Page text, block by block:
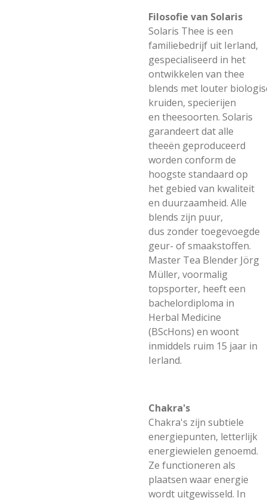
Filosofie van Solaris
Solaris Thee is een
familiebedrijf uit Ierland,
gespecialiseerd in het
ontwikkelen van thee
blends met louter
kruiden, specierijen
en theesoorten. Solaris
garandeert dat alle
theeën geproduceerd
worden conform de
hoogste standaard op
het gebied van kwaliteit
en duurzaamheid. Alle
blends zijn puur,
dus zonder toegevoegde
geur- of smaakstoffen.
Master Tea Blender Jörg
Müller, voormalig
topsporter, heeft een
bachelordiploma in
Herbal Medicine
(BScHons) en woont
inmiddels ruim 15 jaar in
Ierland.
Chakra's
Chakra's zijn subtiele
energiepunten, letterlijk
energiewielen genoemd.
Ze functioneren als
plaatsen waar energie
wordt uitgewisseld. In